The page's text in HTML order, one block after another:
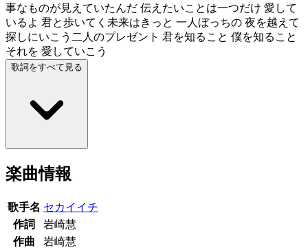
事なものが見えていたんだ 伝えたいことは一つだけ 愛して
いるよ 君と歩いてく未来はきっと 一人ぼっちの 夜を越えて
探しにいこう二人のプレゼント 君を知ること 僕を知ること
それを 愛していこう
歌詞をすべて見る
楽曲情報
歌手名 セカイイチ
作詞
岩崎慧
作曲
岩崎慧